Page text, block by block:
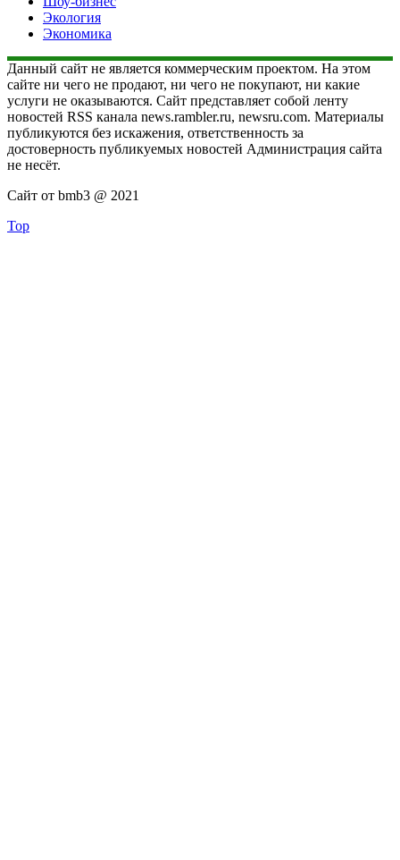
Экология
Экономика
Данный сайт не является коммерческим проектом. На этом
сайте ни чего не продают, ни чего не покупают, ни какие
услуги не оказываются. Сайт представляет собой ленту
новостей RSS канала news.rambler.ru, newsru.com. Материалы
публикуются без искажения, ответственность за
достоверность публикуемых новостей Администрация сайта
не несёт.
Сайт от bmb3 @ 2021
Top